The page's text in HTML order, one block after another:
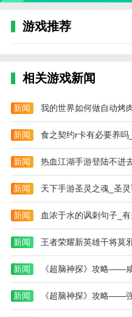
游戏推荐
相关游戏新闻
新闻
新闻
新闻
新闻 天下手游圣灵之魂_圣
新闻 血浓于水的讽刺句子_
新闻
新闻 《超脑神探》攻略——
新闻 《超脑神探》攻略——